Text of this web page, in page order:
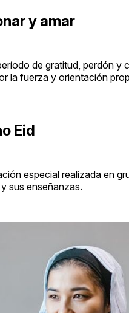
y amar
de gratitud, perdón
la fuerza y orientación
Eid
especial realizada en
sus enseñanzas.